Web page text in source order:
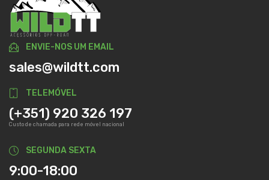
ENVIE-NOS UM EMAIL
sales@wildtt.com
TELEMÓVEL
(+351) 920 326 197
Custo de chamada para rede móvel nacional
SEGUNDA SEXTA
9:00-18:00